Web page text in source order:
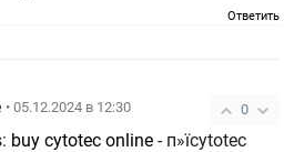
Ответить
0
• 05.12.2024 в 12:30
buy cytotec online - п»їcytotec